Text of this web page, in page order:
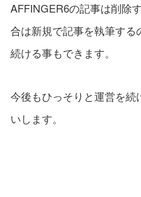
AFFINGER6の記事は削除
合は新規で記事を執筆す
続ける事もできます。
今後もひっそりと運営を
いします。